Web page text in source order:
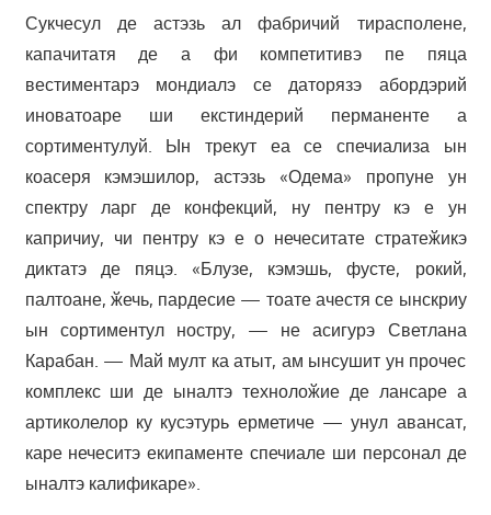
Сукчесул де астэзь ал фабричий тирасполене,
капачитатя де а фи компетитивэ пе пяца
вестиментарэ мондиалэ се даторязэ абордэрий
иноватоаре ши екстиндерий перманенте а
сортиментулуй. Ын трекут еа се спечиализа ын
коасеря кэмэшилор, астэзь «Одема» пропуне ун
спектру ларг де конфекций, ну пентру кэ е ун
капричиу, чи пентру кэ е о нечеситате стратеӂикэ
диктатэ де пяцэ. «Блузе, кэмэшь, фусте, рокий,
палтоане, ӂечь, пардесие — тоате ачестя се ынскриу
ын сортиментул ностру, — не асигурэ Светлана
Карабан. — Май мулт ка атыт, ам ынсушит ун прочес
комплекс ши де ыналтэ технолоӂие де лансаре а
артиколелор ку кусэтурь ерметиче — унул авансат,
каре нечеситэ екипаменте спечиале ши персонал де
ыналтэ калификаре».